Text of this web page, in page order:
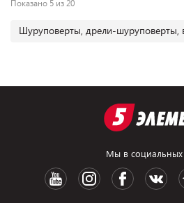
Показано 5 из 20
Шуруповерты, дрели-шуруповерты,
Мы в социальных